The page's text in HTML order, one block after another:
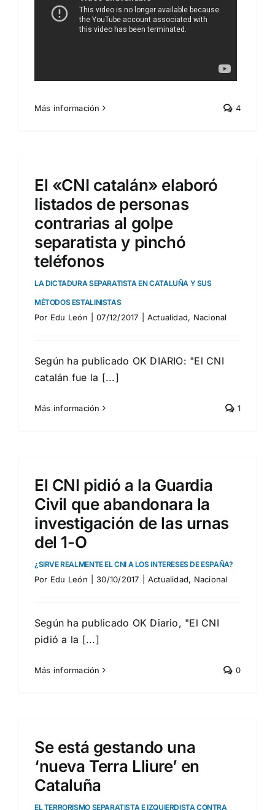
Más información 4
El «CNI catalán» elaboró
listados de personas
contrarias al golpe
separatista y pinchó
teléfonos
LA DICTADURA SEPARATISTA EN CATALUÑA Y SUS
MÉTODOS ESTALINISTAS
Por Edu León 07/12/2017 Actualidad, Nacional
Según ha publicado OK DIARIO: "El CNI
catalán fue la [...]
Más información 1
El CNI pidió a la Guardia
Civil que abandonara la
investigación de las urnas
del 1-O
¿SIRVE REALMENTE EL CNI A LOS INTERESES DE ESPAÑA?
Por Edu León 30/10/2017 Actualidad, Nacional
Según ha publicado OK Diario, "El CNI
pidió a la [...]
Más información 0
Se está gestando una
‘nueva Terra Lliure’ en
Cataluña
EL TERRORISMO SEPARATISTA E IZQUIERDISTA CONTRA